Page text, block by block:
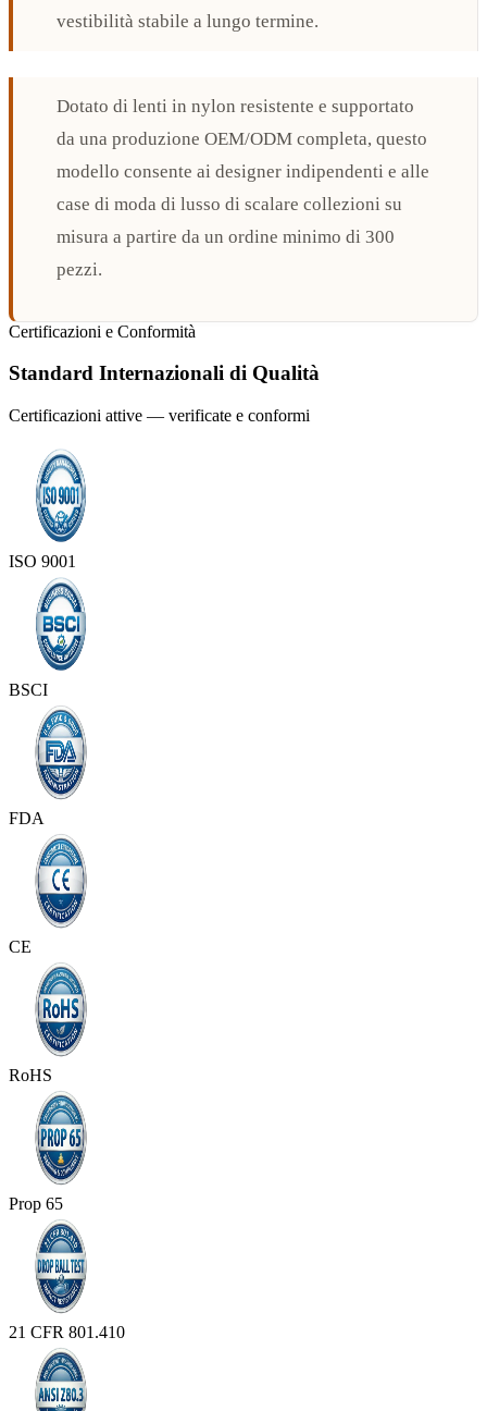
vestibilità stabile a lungo termine.
Dotato di lenti in nylon resistente e supportato
da una produzione OEM/ODM completa, questo
modello consente ai designer indipendenti e alle
case di moda di lusso di scalare collezioni su
misura a partire da un ordine minimo di 300
pezzi.
Certificazioni e Conformità
Standard Internazionali di Qualità
Certificazioni attive — verificate e conformi
ISO 9001
BSCI
FDA
CE
RoHS
Prop 65
21 CFR 801.410